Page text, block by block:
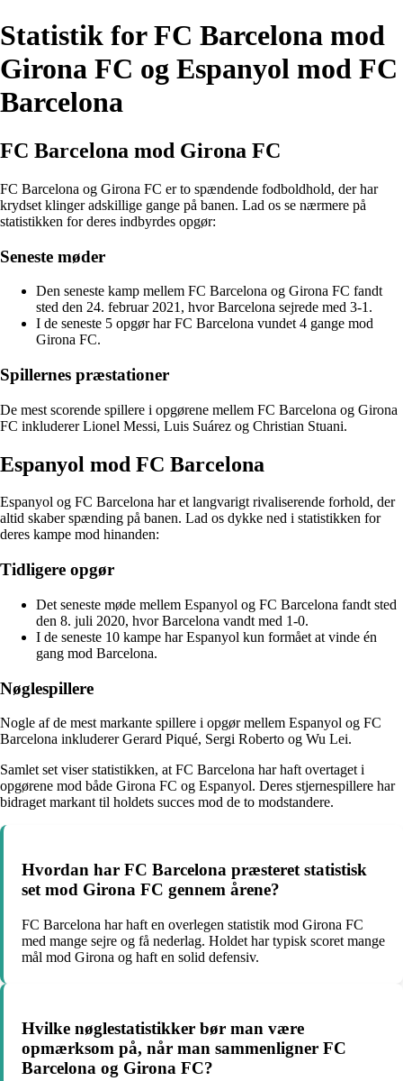
Statistik for FC Barcelona mod
Girona FC og Espanyol mod FC
Barcelona
FC Barcelona mod Girona FC
FC Barcelona og Girona FC er to spændende fodboldhold, der har
krydset klinger adskillige gange på banen. Lad os se nærmere på
statistikken for deres indbyrdes opgør:
Seneste møder
Den seneste kamp mellem FC Barcelona og Girona FC fandt
sted den 24. februar 2021, hvor Barcelona sejrede med 3-1.
I de seneste 5 opgør har FC Barcelona vundet 4 gange mod
Girona FC.
Spillernes præstationer
De mest scorende spillere i opgørene mellem FC Barcelona og Girona
FC inkluderer Lionel Messi, Luis Suárez og Christian Stuani.
Espanyol mod FC Barcelona
Espanyol og FC Barcelona har et langvarigt rivaliserende forhold, der
altid skaber spænding på banen. Lad os dykke ned i statistikken for
deres kampe mod hinanden:
Tidligere opgør
Det seneste møde mellem Espanyol og FC Barcelona fandt sted
den 8. juli 2020, hvor Barcelona vandt med 1-0.
I de seneste 10 kampe har Espanyol kun formået at vinde én
gang mod Barcelona.
Nøglespillere
Nogle af de mest markante spillere i opgør mellem Espanyol og FC
Barcelona inkluderer Gerard Piqué, Sergi Roberto og Wu Lei.
Samlet set viser statistikken, at FC Barcelona har haft overtaget i
opgørene mod både Girona FC og Espanyol. Deres stjernespillere har
bidraget markant til holdets succes mod de to modstandere.
Hvordan har FC Barcelona præsteret statistisk
set mod Girona FC gennem årene?
FC Barcelona har haft en overlegen statistik mod Girona FC
med mange sejre og få nederlag. Holdet har typisk scoret mange
mål mod Girona og haft en solid defensiv.
Hvilke nøglestatistikker bør man være
opmærksom på, når man sammenligner FC
Barcelona og Girona FC?